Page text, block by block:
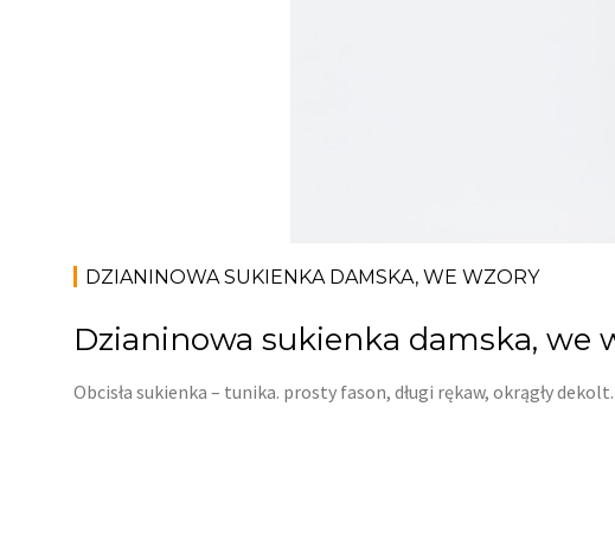
DZIANINOWA SUKIENKA DAMSKA, WE WZORY
Dzianinowa sukienka damska, we
Obcisła sukienka – tunika. prosty fason, długi rękaw, okrągły